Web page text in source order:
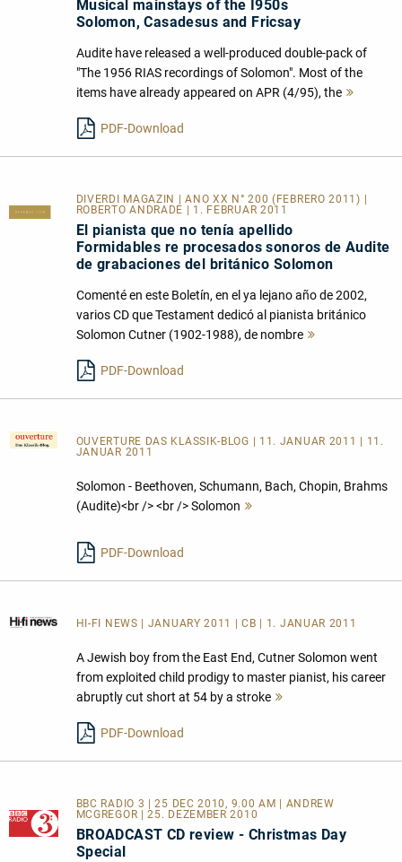
Musical mainstays of the I950s
Solomon, Casadesus and Fricsay
Audite have released a well-produced double-pack of
"The 1956 RIAS recordings of Solomon". Most of the
items have already appeared on APR (4/95), the
PDF-Download
DIVERDI MAGAZIN | ANO XX N° 200 (FEBRERO 2011) |
ROBERTO ANDRADE | 1. FEBRUAR 2011
El pianista que no tenía apellido
Formidables re procesados sonoros de Audite
de grabaciones del británico Solomon
Comenté en este Boletín, en el ya lejano año de 2002,
varios CD que Testament dedicó al pianista británico
Solomon Cutner (1902-1988), de nombre
PDF-Download
OUVERTURE DAS KLASSIK-BLOG
| 11. JANUAR 2011 | 11.
JANUAR 2011
Solomon - Beethoven, Schumann, Bach, Chopin, Brahms
(Audite)<br /> <br /> Solomon
PDF-Download
HI-FI NEWS | JANUARY 2011 | CB | 1. JANUAR 2011
A Jewish boy from the East End, Cutner Solomon went
from exploited child prodigy to master pianist, his career
abruptly cut short at 54 by a stroke
PDF-Download
BBC RADIO 3 | 25 DEC 2010, 9.00 AM | ANDREW
MCGREGOR | 25. DEZEMBER 2010
BROADCAST CD review - Christmas Day
Special